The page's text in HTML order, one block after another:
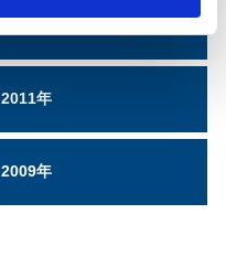
2011年
2009年